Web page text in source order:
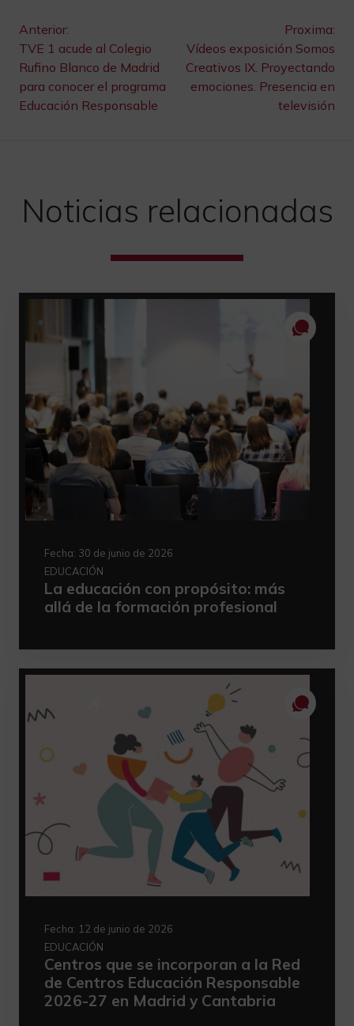
Navegación
de
entradas
Anterior:
TVE 1 acude al Colegio
Rufino Blanco de Madrid
para conocer el programa
Educación Responsable
Proxima:
Vídeos exposición Somos
Creativos IX. Proyectando
emociones. Presencia en
televisión
Noticias relacionadas
Fecha: 30 de junio de 2026
EDUCACIÓN
La educación con propósito: más
allá de la formación profesional
Fecha: 12 de junio de 2026
EDUCACIÓN
Centros que se incorporan a la Red
de Centros Educación Responsable
2026-27 en Madrid y Cantabria